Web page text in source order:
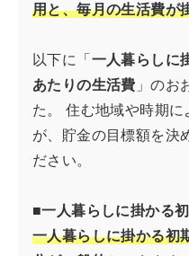
用と、毎月の生活費が
以下に「一人暮らしに
あたりの生活費 」のお
た。 住む地域や時期
が、貯金の目標額を決
ださい。
■一人暮らしに掛かる
一人暮らしに掛かる初